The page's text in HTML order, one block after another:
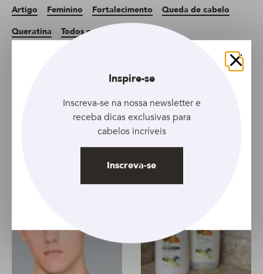
Artigo Feminino Fortalecimento
Queda de cabelo
Queratina
Todos os comprimentos
Artigo anterior Artigo seguinte
Fechar
Inspire-se
Inscreva-se na nossa newsletter e
receba dicas exclusivas para
cabelos incríveis
Inscreva-se